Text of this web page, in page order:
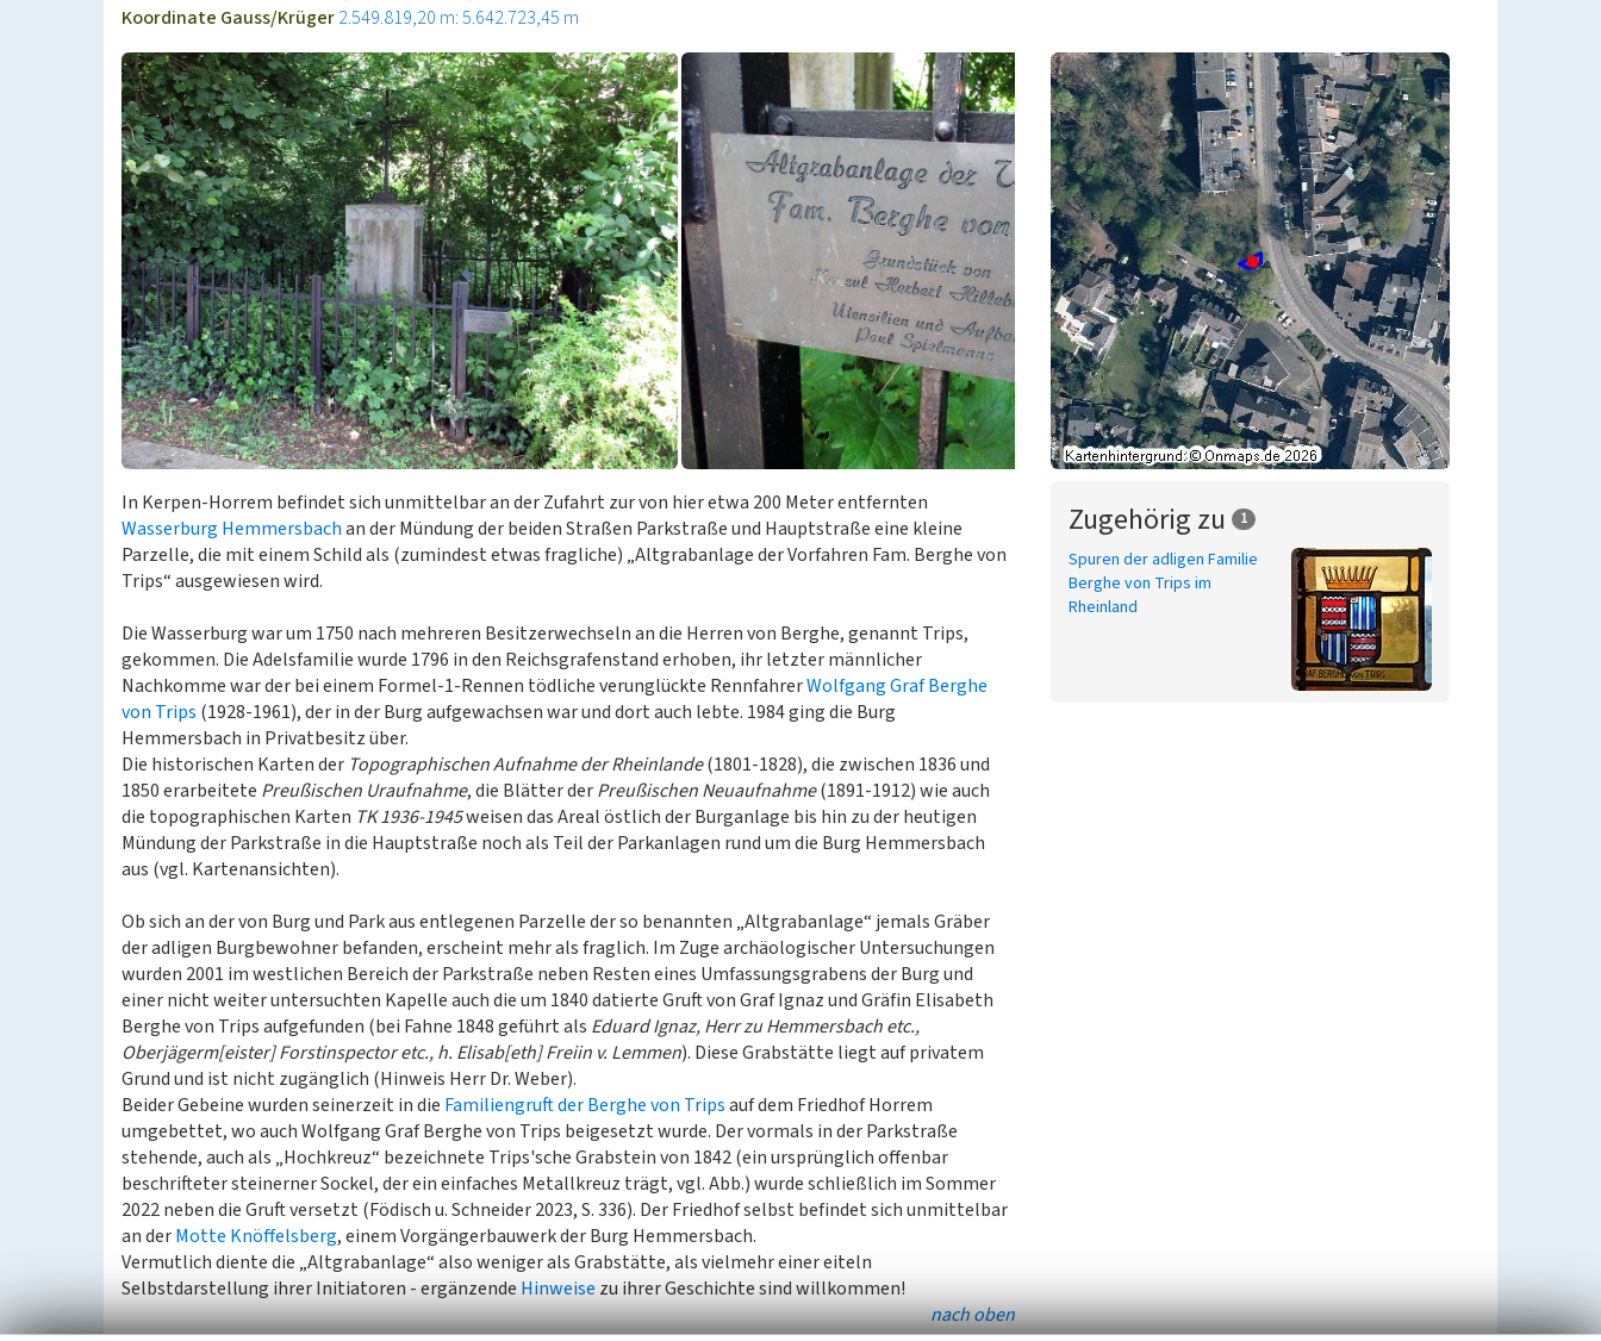
Koordinate Gauss/Krüger2.549.819,20 m: 5.642.723,45 m
In Kerpen-Horrem befindet sich unmittelbar an der Zufahrt zur von hier etwa 200 Meter entfernten
Wasserburg Hemmersbachan der Mündung der beiden Straßen Parkstraße und Hauptstraße eine kleine
Parzelle, die mit einem Schild als (zumindest etwas fragliche) „Altgrabanlage der Vorfahren Fam. Berghe von
Trips“ ausgewiesen wird.
Die Wasserburg war um 1750 nach mehreren Besitzerwechseln an die Herren von Berghe, genannt Trips,
gekommen. Die Adelsfamilie wurde 1796 in den Reichsgrafenstand erhoben, ihr letzter männlicher
Nachkomme war der bei einem Formel-1-Rennen tödliche verunglückte RennfahrerWolfgang Graf Berghe
von Trips (1928-1961), der in der Burg aufgewachsen war und dort auch lebte. 1984 ging die Burg
Hemmersbach in Privatbesitz über.
Die historischen Karten der Topographischen Aufnahme der Rheinlande(1801-1828), die zwischen 1836 und
1850 erarbeitete Preußischen Uraufnahme, die Blätter derPreußischen Neuaufnahme(1891-1912) wie auch
die topographischen Karten TK 1936-1945weisen das Areal östlich der Burganlage bis hin zu der heutigen
Mündung der Parkstraße in die Hauptstraße noch als Teil der Parkanlagen rund um die Burg Hemmersbach
aus (vgl. Kartenansichten).
Ob sich an der von Burg und Park aus entlegenen Parzelle der so benannten „Altgrabanlage“ jemals Gräber
der adligen Burgbewohner befanden, erscheint mehr als fraglich. Im Zuge archäologischer Untersuchungen
wurden 2001 im westlichen Bereich der Parkstraße neben Resten eines Umfassungsgrabens der Burg und
einer nicht weiter untersuchten Kapelle auch die um 1840 datierte Gruft von Graf Ignaz und Gräfin Elisabeth
Berghe von Trips aufgefunden (bei Fahne 1848 geführt als Eduard Ignaz, Herr zu Hemmersbach etc.,
Oberjägerm[eister] Forstinspector etc., h. Elisab[eth] Freiin v. Lemmen). Diese Grabstätte liegt auf privatem
Grund und ist nicht zugänglich (Hinweis Herr Dr. Weber).
Beider Gebeine wurden seinerzeit in die Familiengruft der Berghe von Tripsauf dem Friedhof Horrem
umgebettet, wo auch Wolfgang Graf Berghe von Trips beigesetzt wurde. Der vormals in der Parkstraße
stehende, auch als „Hochkreuz“ bezeichnete Trips'sche Grabstein von 1842 (ein ursprünglich offenbar
beschrifteter steinerner Sockel, der ein einfaches Metallkreuz trägt, vgl. Abb.) wurde schließlich im Sommer
2022 neben die Gruft versetzt (Födisch u. Schneider 2023, S. 336). Der Friedhof selbst befindet sich unmittelbar
an derMotte Knöffelsberg, einem Vorgängerbauwerk der Burg Hemmersbach.
Vermutlich diente die „Altgrabanlage“ also weniger als Grabstätte, als vielmehr einer eiteln
Selbstdarstellung ihrer Initiatoren - ergänzende Hinweisezu ihrer Geschichte sind willkommen!
nach oben
Zugehörig zu 1
Spuren der adligen Familie
Berghe von Trips im
Rheinland